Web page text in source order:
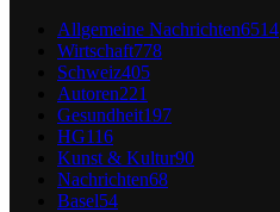
Allgemeine Nachrichten6514
Wirtschaft778
Schweiz405
Autoren221
Gesundheit197
HG116
Kunst & Kultur90
Nachrichten68
Basel54